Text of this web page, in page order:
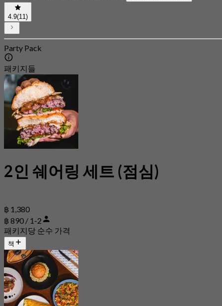
4.9(11)
Party Pack
패키지들
2인 쉐어링 세트 (점심)
฿ 1,380
฿ 890 / 1-2
패키지당 순수 가격
책